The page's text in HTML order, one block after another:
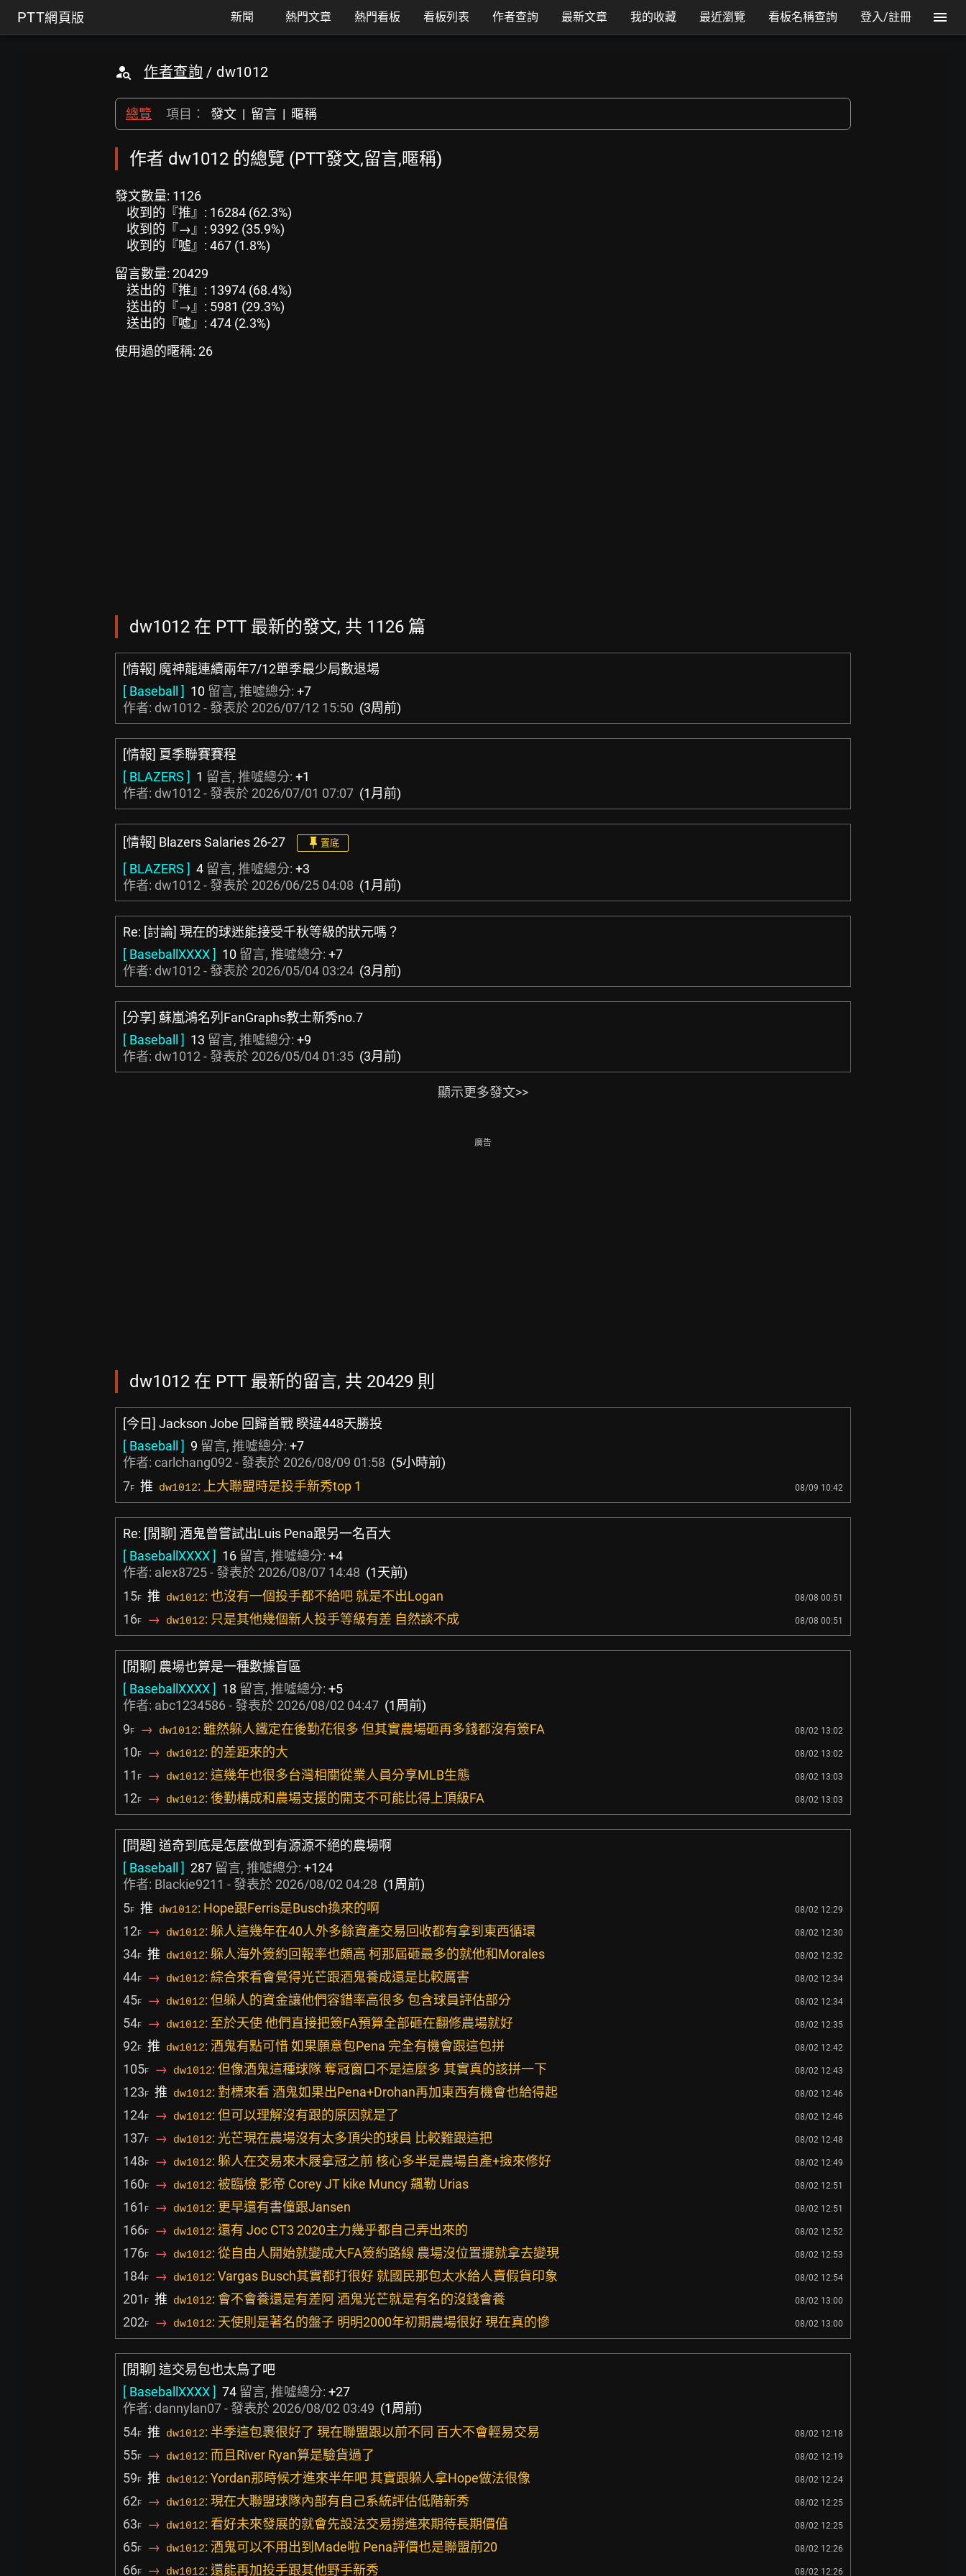
PTT網頁版 新聞 熱門文章 熱門看板 看板列表 作者查詢 最新文章 我的收藏 最近瀏覽 看板名稱查詢 登入/註冊
作者查詢 / dw1012
總覽 項目： 發文 | 留言 | 暱稱
作者 dw1012 的總覽 (PTT發文,留言,暱稱)
發文數量: 1126
收到的『推』: 16284 (62.3%)
收到的『→』: 9392 (35.9%)
收到的『噓』: 467 (1.8%)
留言數量: 20429
送出的『推』: 13974 (68.4%)
送出的『→』: 5981 (29.3%)
送出的『噓』: 474 (2.3%)
使用過的暱稱: 26
dw1012 在 PTT 最新的發文, 共 1126 篇
[情報] 魔神龍連續兩年7/12單季最少局數退場
[ Baseball ] 10 留言, 推噓總分: +7
作者: dw1012 - 發表於 2026/07/12 15:50 (3周前)
[情報] 夏季聯賽賽程
[ BLAZERS ] 1 留言, 推噓總分: +1
作者: dw1012 - 發表於 2026/07/01 07:07 (1月前)
[情報] Blazers Salaries 26-27 置底
[ BLAZERS ] 4 留言, 推噓總分: +3
作者: dw1012 - 發表於 2026/06/25 04:08 (1月前)
Re: [討論] 現在的球迷能接受千秋等級的狀元嗎？
[ BaseballXXXX ] 10 留言, 推噓總分: +7
作者: dw1012 - 發表於 2026/05/04 03:24 (3月前)
[分享] 蘇嵐鴻名列FanGraphs教士新秀no.7
[ Baseball ] 13 留言, 推噓總分: +9
作者: dw1012 - 發表於 2026/05/04 01:35 (3月前)
顯示更多發文>>
廣告
dw1012 在 PTT 最新的留言, 共 20429 則
[今日] Jackson Jobe 回歸首戰 睽違448天勝投
[ Baseball ] 9 留言, 推噓總分: +7
作者: carlchang092 - 發表於 2026/08/09 01:58 (5小時前)
7F 推 dw1012: 上大聯盟時是投手新秀top 1 08/09 10:42
Re: [閒聊] 酒鬼曾嘗試出Luis Pena跟另一名百大
[ BaseballXXXX ] 16 留言, 推噓總分: +4
作者: alex8725- 發表於 2026/08/07 14:48 (1天前)
15F 推 dw1012: 也沒有一個投手都不給吧 就是不出Logan 08/08 00:51
16F → dw1012: 只是其他幾個新人投手等級有差 自然談不成 08/08 00:51
[閒聊] 農場也算是一種數據盲區
[ BaseballXXXX ] 18 留言, 推噓總分: +5
作者: abc1234586- 發表於 2026/08/02 04:47 (1周前)
9F → dw1012: 雖然躲人鐵定在後勤花很多 但其實農場砸再多錢都沒有簽FA 08/02 13:02
10F → dw1012: 的差距來的大 08/02 13:02
11 F → dw1012: 這幾年也很多台灣相關從業人員分享MLB生態 08/02 13:03
12F → dw1012: 後勤構成和農場支援的開支不可能比得上頂級FA 08/02 13:03
[問題] 道奇到底是怎麼做到有源源不絕的農場啊
[ Baseball ] 287 留言, 推噓總分: +124
作者: Blackie9211 - 發表於 2026/08/02 04:28 (1周前)
5F 推 dw1012: Hope跟Ferris是Busch換來的啊 08/02 12:29
12F → dw1012: 躲人這幾年在40人外多餘資產交易回收都有拿到東西循環 08/02 12:30
34F 推 dw1012: 躲人海外簽約回報率也頗高 柯那屆砸最多的就他和Morales 08/02 12:32
44F → dw1012: 綜合來看會覺得光芒跟酒鬼養成還是比較厲害 08/02 12:34
45F → dw1012: 但躲人的資金讓他們容錯率高很多 包含球員評估部分 08/02 12:34
54F → dw1012: 至於天使 他們直接把簽FA預算全部砸在翻修農場就好 08/02 12:35
92F 推 dw1012: 酒鬼有點可惜 如果願意包Pena 完全有機會跟這包拼 08/02 12:42
105F → dw1012: 但像酒鬼這種球隊 奪冠窗口不是這麼多 其實真的該拼一下 08/02 12:43
123F 推 dw1012: 對標來看 酒鬼如果出Pena+Drohan再加東西有機會也給得起 08/02 12:46
124F → dw1012: 但可以理解沒有跟的原因就是了 08/02 12:46
137F → dw1012: 光芒現在農場沒有太多頂尖的球員 比較難跟這把 08/02 12:48
148F → dw1012: 躲人在交易來木屐拿冠之前 核心多半是農場自產+撿來修好 08/02 12:49
160F → dw1012: 被臨檢 影帝 Corey JT kike Muncy 飆勒 Urias 08/02 12:51
161 F → dw1012: 更早還有書僮跟Jansen 08/02 12:51
166F → dw1012: 還有 Joc CT3 2020主力幾乎都自己弄出來的 08/02 12:52
176F → dw1012: 從自由人開始就變成大FA簽約路線 農場沒位置擺就拿去變現 08/02 12:53
184F → dw1012: Vargas Busch其實都打很好 就國民那包太水給人賣假貨印象 08/02 12:54
201 F 推 dw1012: 會不會養還是有差阿 酒鬼光芒就是有名的沒錢會養 08/02 13:00
202F → dw1012: 天使則是著名的盤子 明明2000年初期農場很好 現在真的慘 08/02 13:00
[閒聊] 這交易包也太鳥了吧
[ BaseballXXXX ] 74 留言, 推噓總分: +27
作者: dannylan07- 發表於 2026/08/02 03:49 (1周前)
54F 推 dw1012: 半季這包裹很好了 現在聯盟跟以前不同 百大不會輕易交易 08/02 12:18
55F → dw1012: 而且River Ryan算是驗貨過了 08/02 12:19
59F 推 dw1012: Yordan那時候才進來半年吧 其實跟躲人拿Hope做法很像 08/02 12:24
62F → dw1012: 現在大聯盟球隊內部有自己系統評估低階新秀 08/02 12:25
63F → dw1012: 看好未來發展的就會先設法交易撈進來期待長期價值 08/02 12:25
65F → dw1012: 酒鬼可以不用出到Made啦 Pena評價也是聯盟前20 08/02 12:26
66F → dw1012: 還能再加投手跟其他野手新秀 08/02 12:26